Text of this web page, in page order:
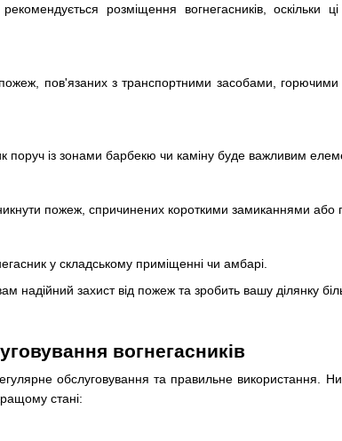
розміщення вогнегасників, оскільки
пов'язаних з транспортними засобами,
із зонами барбекю чи каміну буде важливим
пожеж, спричинених короткими замиканнями або
у складському приміщенні чи амбарі.
надійний захист від пожеж та зробить вашу ділянку
вогнегасників
обслуговування та правильне використання.
стані: